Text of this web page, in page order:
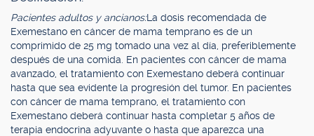
Pacientes adultos y ancianos:La dosis recomendada de
Exemestano en cáncer de mama temprano es de un
comprimido de 25 mg tomado una vez al día, preferiblemente
después de una comida. En pacientes con cáncer de mama
avanzado, el tratamiento con Exemestano deberá continuar
hasta que sea evidente la progresión del tumor. En pacientes
con cáncer de mama temprano, el tratamiento con
Exemestano deberá continuar hasta completar 5 años de
terapia endocrina adyuvante o hasta que aparezca una